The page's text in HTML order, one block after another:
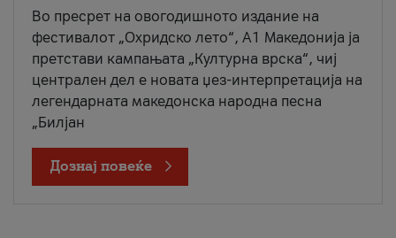
Во пресрет на овогодишното издание на
фестивалот „Охридско лето“, А1 Македонија ја
претстави кампањата „Културна врска“, чиј
централен дел е новата џез-интерпретација на
легендарната македонска народна песна
„Билјан
Дознај повеќе